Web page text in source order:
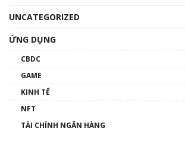
UNCATEGORIZED
ỨNG DỤNG
CBDC
GAME
KINH TẾ
NFT
TÀI CHÍNH NGÂN HÀNG